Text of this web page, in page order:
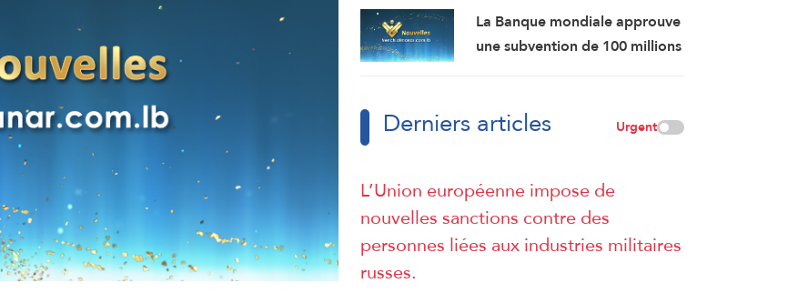
juillet.
La Banque mondiale approuve
une subvention de 100 millions
Derniers articles Urgent
L’Union européenne impose de
nouvelles sanctions contre des
personnes liées aux industries militaires
russes.